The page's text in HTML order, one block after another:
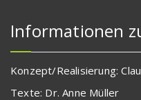
Informationen
Konzept/Realisierung:
Texte: Dr. Anne Müller